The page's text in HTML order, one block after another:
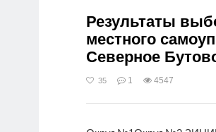
Результаты
местного
Северное
35 1 4547